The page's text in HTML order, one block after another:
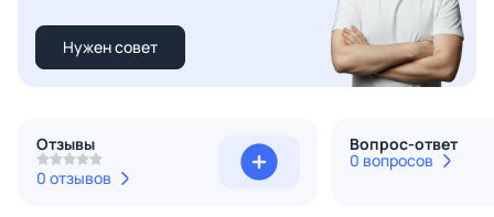
Нужен совет
Отзывы
0 отзывов
Вопрос-ответ
0 вопросов